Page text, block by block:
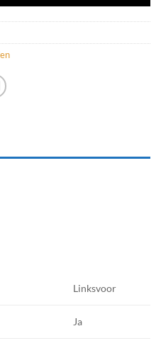
Linksvoor
Ja